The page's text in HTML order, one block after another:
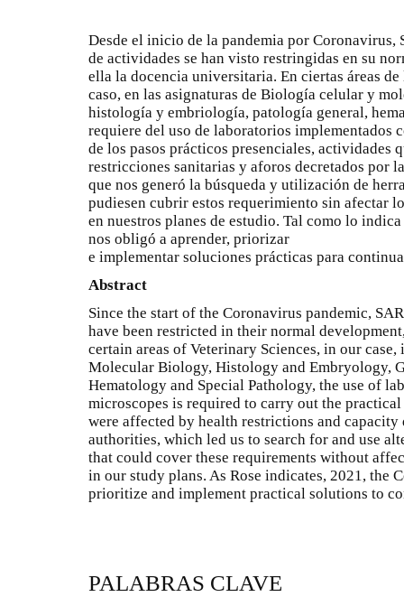
Desde el inicio de la pandemia por Coronavirus,
de actividades se han visto restringidas en su
ella la docencia universitaria. En ciertas áreas
caso, en las asignaturas de Biología celular y
histología y embriología, patología general,
requiere del uso de laboratorios implementados
de los pasos prácticos presenciales, actividades
restricciones sanitarias y aforos decretados por
que nos generó la búsqueda y utilización de
pudiesen cubrir estos requerimiento sin afectar
en nuestros planes de estudio. Tal como lo
nos obligó a aprender, priorizar
e implementar soluciones prácticas para
Abstract
Since the start of the Coronavirus pandemic,
have been restricted in their normal
certain areas of Veterinary Sciences, in our
Molecular Biology, Histology and Embryology,
Hematology and Special Pathology, the use of
microscopes is required to carry out the
were affected by health restrictions and
authorities, which led us to search for and use
that could cover these requirements without
in our study plans. As Rose indicates, 2021, the
prioritize and implement practical solutions to
PALABRAS CLAVE